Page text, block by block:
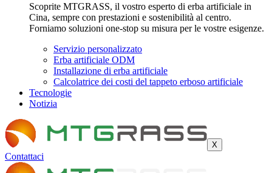
Scoprite MTGRASS, il vostro esperto di erba artificiale in
Cina, sempre con prestazioni e sostenibilità al centro.
Forniamo soluzioni one-stop su misura per le vostre esigenze.
Servizio personalizzato
Erba artificiale ODM
Installazione di erba artificiale
Calcolatrice dei costi del tappeto erboso artificiale
Tecnologie
Notizia
X
Contattaci